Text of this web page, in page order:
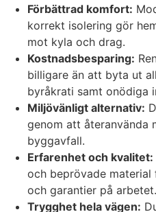
Förbättrad komfort:
korrekt isolering gör
mot kyla och drag.
Kostnadsbesparing:
billigare än att byta ut
byråkrati samt onödiga
Miljövänligt alternativ:
genom att återanvända
byggavfall.
Erfarenhet och kvalitet:
och beprövade
och garantier på arbetet.
Trygghet hela vägen: